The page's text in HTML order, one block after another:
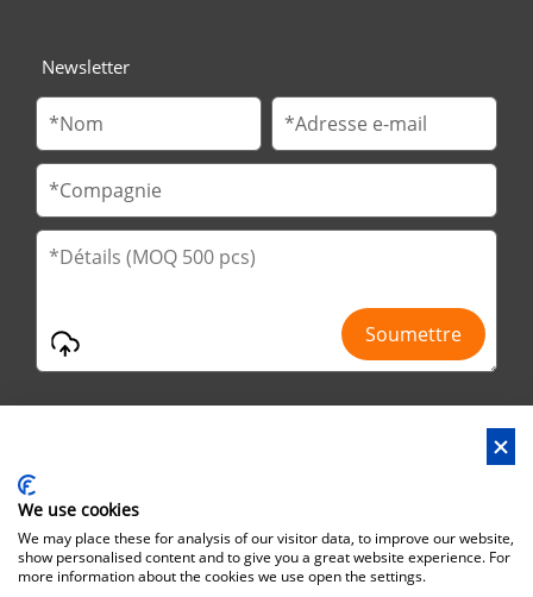
Newsletter
Adresse : 2ème route de No.29 Jinfu, parc de Huanan Ind, ville
de Liaobu, ville de Dongguan, province du Guangdong, Chine
Adresse du bureau : No.6 Zhuangyuan Road, Park Songshan
We use cookies
We may place these for analysis of our visitor data, to improve our website,
show personalised content and to give you a great website experience. For
more information about the cookies we use open the settings.